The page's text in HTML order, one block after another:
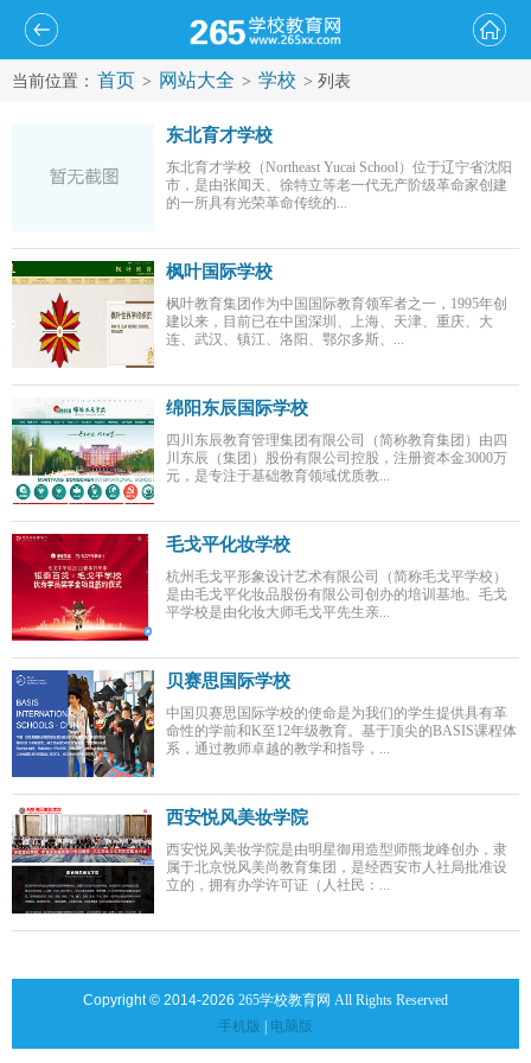
当前位置： 首页 > 网站大全 > 学校 > 列表
东北育才学校
东北育才学校（Northeast Yucai School）位于辽宁省沈阳
市，是由张闻天、徐特立等老一代无产阶级革命家创建
的一所具有光荣革命传统的...
枫叶国际学校
枫叶教育集团作为中国国际教育领军者之一，1995年创
建以来，目前已在中国深圳、上海、天津、重庆、大
连、武汉、镇江、洛阳、鄂尔多斯、...
绵阳东辰国际学校
四川东辰教育管理集团有限公司（简称教育集团）由四
川东辰（集团）股份有限公司控股，注册资本金3000万
元，是专注于基础教育领域优质教...
毛戈平化妆学校
杭州毛戈平形象设计艺术有限公司（简称毛戈平学校）
是由毛戈平化妆品股份有限公司创办的培训基地。毛戈
平学校是由化妆大师毛戈平先生亲...
贝赛思国际学校
中国贝赛思国际学校的使命是为我们的学生提供具有革
命性的学前和K至12年级教育。基于顶尖的BASIS课程体
系，通过教师卓越的教学和指导，...
西安悦风美妆学院
西安悦风美妆学院是由明星御用造型师熊龙峰创办，隶
属于北京悦风美尚教育集团，是经西安市人社局批准设
立的，拥有办学许可证（人社民：...
Copyright © 2014-2026 265学校教育网 All Rights Reserved
手机版
电脑版